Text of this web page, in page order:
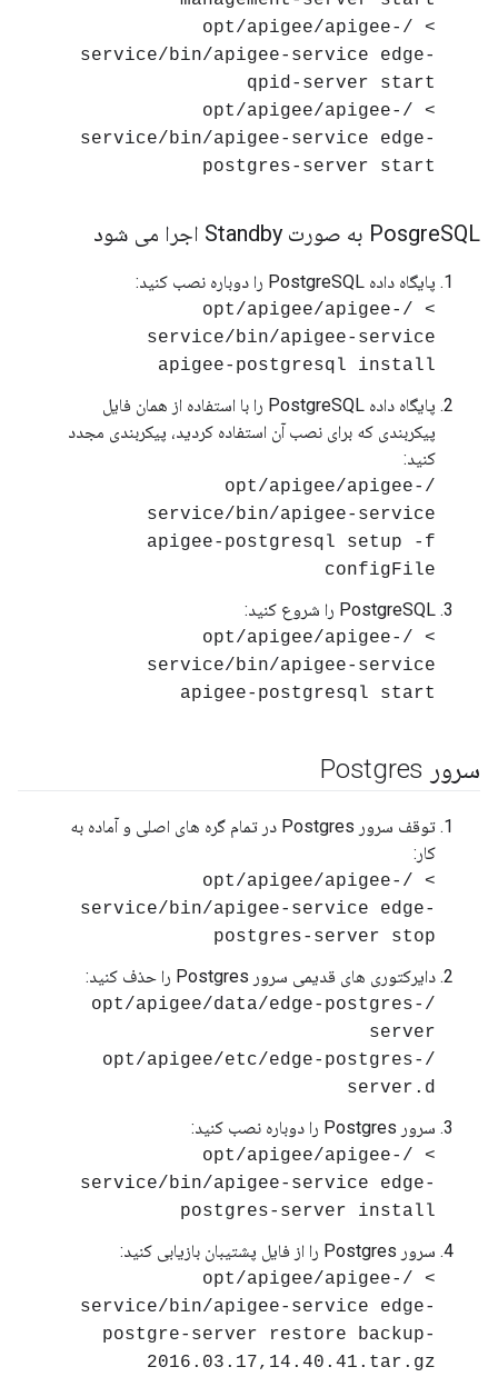
> /opt/apigee/apigee-
service/bin/apigee-service edge-
qpid-server start
> /opt/apigee/apigee-
service/bin/apigee-service edge-
postgres-server start
PosgreSQL به صورت Standby اجرا می شود
پایگاه داده PostgreSQL را دوباره نصب کنید:
> /opt/apigee/apigee-
service/bin/apigee-service
apigee-postgresql install
پایگاه داده PostgreSQL را با استفاده از همان فایل
پیکربندی که برای نصب آن استفاده کردید، پیکربندی مجدد
کنید:
/opt/apigee/apigee-
service/bin/apigee-service
apigee-postgresql setup -f
configFile
PostgreSQL را شروع کنید:
> /opt/apigee/apigee-
service/bin/apigee-service
apigee-postgresql start
سرور Postgres
توقف سرور Postgres در تمام گره های اصلی و آماده به
کار:
> /opt/apigee/apigee-
service/bin/apigee-service edge-
postgres-server stop
دایرکتوری های قدیمی سرور Postgres را حذف کنید:
/opt/apigee/data/edge-postgres-
server
/opt/apigee/etc/edge-postgres-
server.d
سرور Postgres را دوباره نصب کنید:
> /opt/apigee/apigee-
service/bin/apigee-service edge-
postgres-server install
سرور Postgres را از فایل پشتیبان بازیابی کنید:
> /opt/apigee/apigee-
service/bin/apigee-service edge-
postgre-server restore backup-
2016.03.17,14.40.41.tar.gz